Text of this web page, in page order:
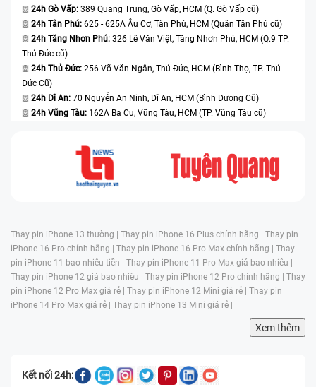
24h Gò Vấp: 389 Quang Trung, Gò Vấp, HCM (Q. Gò Vấp cũ)
24h Tân Phú: 625 - 625A Âu Cơ, Tân Phú, HCM (Quận Tân Phú cũ)
24h Tăng Nhơn Phú: 326 Lê Văn Việt, Tăng Nhơn Phú, HCM (Q.9 TP.
Thủ Đức cũ)
24h Thủ Đức: 256 Võ Văn Ngân, Thủ Đức, HCM (Bình Thọ, TP. Thủ
Đức Cũ)
24h Dĩ An: 70 Nguyễn An Ninh, Dĩ An, HCM (Bình Dương Cũ)
24h Vũng Tàu: 162A Ba Cu, Vũng Tàu, HCM (TP. Vũng Tàu cũ)
Thay pin iPhone 13 thường | Thay pin iPhone 16 Plus chính hãng | Thay pin
iPhone 16 Pro chính hãng | Thay pin iPhone 16 Pro Max chính hãng | Thay
pin iPhone 11 bao nhiêu tiền | Thay pin iPhone 11 Pro Max giá bao nhiêu |
Thay pin iPhone 12 giá bao nhiêu | Thay pin iPhone 12 Pro chính hãng | Thay
pin iPhone 12 Pro Max giá rẻ | Thay pin iPhone 12 Mini giá rẻ | Thay pin
iPhone 14 Pro Max giá rẻ | Thay pin iPhone 13 Mini giá rẻ |
Xem thêm
Kết nối 24h: